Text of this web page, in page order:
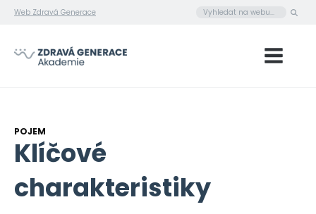
Web Zdravá Generace
POJEM
Klíčové
charakteristiky